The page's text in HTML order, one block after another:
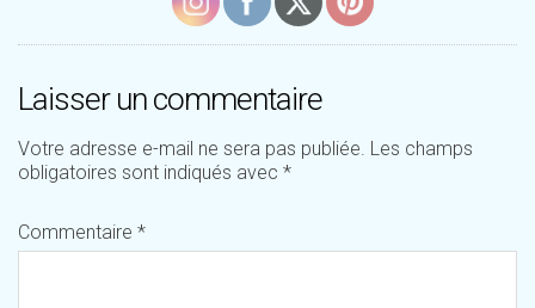
Laisser un commentaire
Votre adresse e-mail ne sera pas publiée. Les champs
obligatoires sont indiqués avec *
Commentaire *